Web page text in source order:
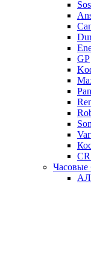
GP
Часовые